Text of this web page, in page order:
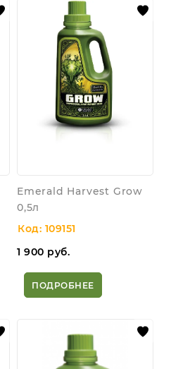
Emerald Harvest Grow
0,5л
Код: 109151
1 900 руб.
ПОДРОБНЕЕ